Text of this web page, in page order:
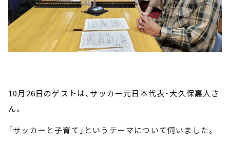
10月26日のゲストは、サッカー元日本代表・大久保嘉人さ
ん。
「サッカーと子育て」 というテーマについて伺いました。